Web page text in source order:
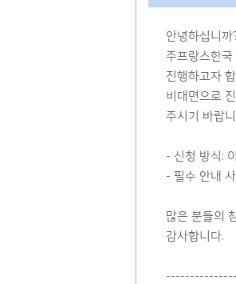
안녕하십니까
주프랑스한
진행하고자
비대면으로
주시기 바랍
- 신청 방식
- 필수 안내
많은 분들의
감사합니다.